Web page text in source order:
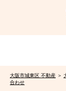
大阪市城東区 不動産 ＞
合わせ